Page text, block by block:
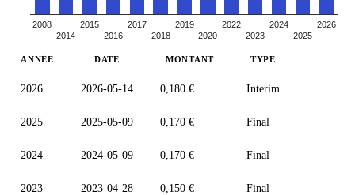
2008
2014
2015
2016
2017
2018
2019
2020
2022
2023
2024
2025
2026
ANNÉE DATE MONTANT TYPE
2026 2026-05-14 0,180 € Interim
2025 2025-05-09 0,170 € Final
2024 2024-05-09 0,170 € Final
2023 2023-04-28 0,150 € Final